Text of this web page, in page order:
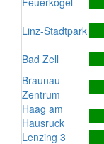
Linz-Stadtpark
Bad Zell
Braunau
Zentrum
Haag am
Hausruck
Lenzing 3